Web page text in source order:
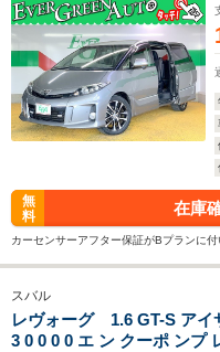
グ
無
料
在庫
カーセンサーアフター保証がBプランに
スバル
レヴォーグ 1.6 GT-S ア
3 0 0 0 0 エ ン クーポ ンプ